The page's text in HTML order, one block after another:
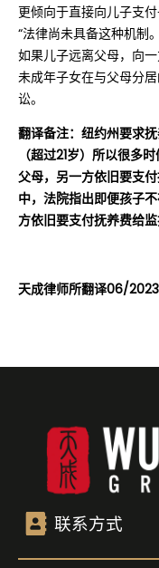
更倾向于直接向儿子支
“法律尚未具备这种机制
如果儿子远离父母，向
未成年子女在与父母分
讼。
翻译备注：纽约州要求
（超过21岁）所以很多
父母，另一方依旧要支
中，法院指出即便孩子
方依旧要支付抚养费给监
天成律师所翻译06/2023
联系方式